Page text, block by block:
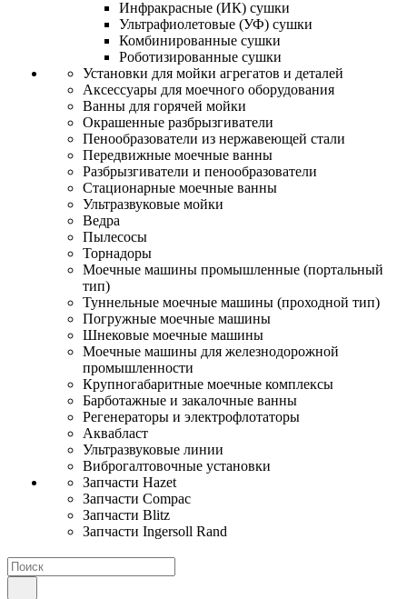
Инфракрасные (ИК) сушки
Ультрафиолетовые (УФ) сушки
Комбинированные сушки
Роботизированные сушки
Установки для мойки агрегатов и деталей
Аксессуары для моечного оборудования
Ванны для горячей мойки
Окрашенные разбрызгиватели
Пенообразователи из нержавеющей стали
Передвижные моечные ванны
Разбрызгиватели и пенообразователи
Стационарные моечные ванны
Ультразвуковые мойки
Ведра
Пылесосы
Торнадоры
Моечные машины промышленные (портальный
тип)
Туннельные моечные машины (проходной тип)
Погружные моечные машины
Шнековые моечные машины
Моечные машины для железнодорожной
промышленности
Крупногабаритные моечные комплексы
Барботажные и закалочные ванны
Регенераторы и электрофлотаторы
Аквабласт
Ультразвуковые линии
Виброгалтовочные установки
Запчасти Hazet
Запчасти Compac
Запчасти Blitz
Запчасти Ingersoll Rand